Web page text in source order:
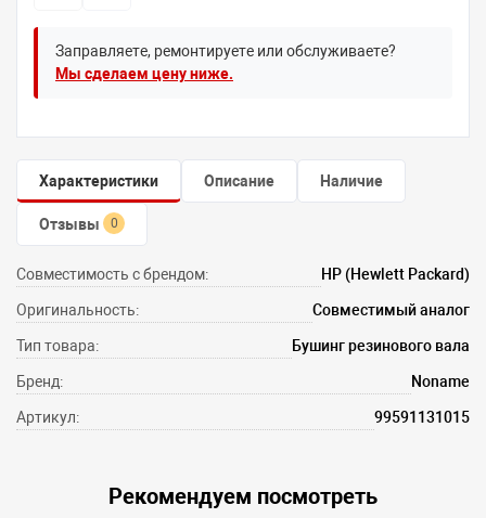
Заправляете, ремонтируете или обслуживаете?
Мы сделаем цену ниже.
Характеристики Описание Наличие
Отзывы 0
Совместимость с брендом: HP (Hewlett Packard)
Оригинальность: Совместимый аналог
Тип товара: Бушинг резинового вала
Бренд: Noname
Артикул: 99591131015
Рекомендуем посмотреть